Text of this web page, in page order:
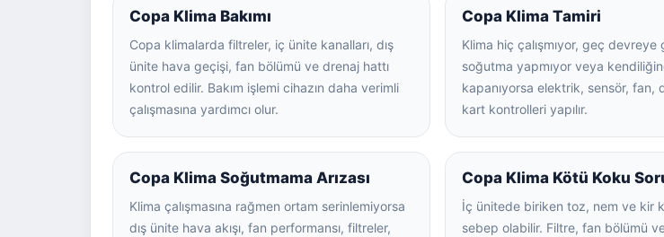
Copa Klima Bakımı
Copa klimalarda filtreler, iç ünite kanalları, dış
ünite hava geçişi, fan bölümü ve drenaj hattı
kontrol edilir. Bakım işlemi cihazın daha verimli
çalışmasına yardımcı olur.
Copa Klima Tamiri
Klima hiç çalışmıyor, geç
soğutma yapmıyor veya
kapanıyorsa elektrik, sensör, fan,
kart kontrolleri yapılır.
Copa Klima Soğutmama Arızası
Klima çalışmasına rağmen ortam serinlemiyorsa
dış ünite hava akışı, fan performansı, filtreler,
Copa Klima Kötü Koku
İç ünitede biriken toz, nem ve kir
sebep olabilir. Filtre, fan bölümü